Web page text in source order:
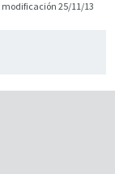
25/11/13